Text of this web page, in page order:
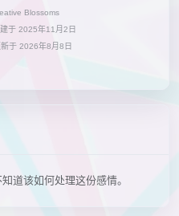
Blossoms
于 2025年11月2日
于 2026年8月8日
道该如何处理这份感情。